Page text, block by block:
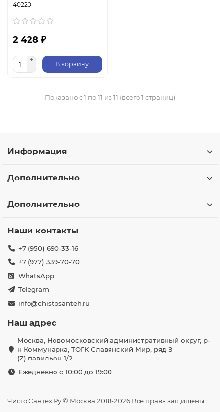
40220
2 428 ₽
В корзину
Показано с 1 по 11 из 11 (всего 1 страниц)
Информация
Дополнительно
Дополнительно
Наши контакты
+7 (950) 690-33-16
+7 (977) 339-70-70
WhatsApp
Telegram
info@chistosanteh.ru
Наш адрес
Москва, Новомосковский административный округ, р-
н Коммунарка, ТОГК Славянский Мир, ряд З
(Z) павильон 1/2
Ежедневно с 10:00 до 19:00
Чисто Сантех Ру © Москва 2018-2026 Все права защищены.